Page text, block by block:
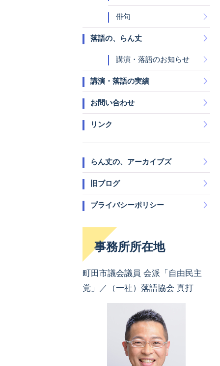
俳句
落語の、らん丈
講演・落語のお知らせ
講演・落語の実績
お問い合わせ
リンク
らん丈の、アーカイブズ
旧ブログ
プライバシーポリシー
事務所所在地
町田市議会議員 会派「自由民主
党」／（一社）落語協会 真打